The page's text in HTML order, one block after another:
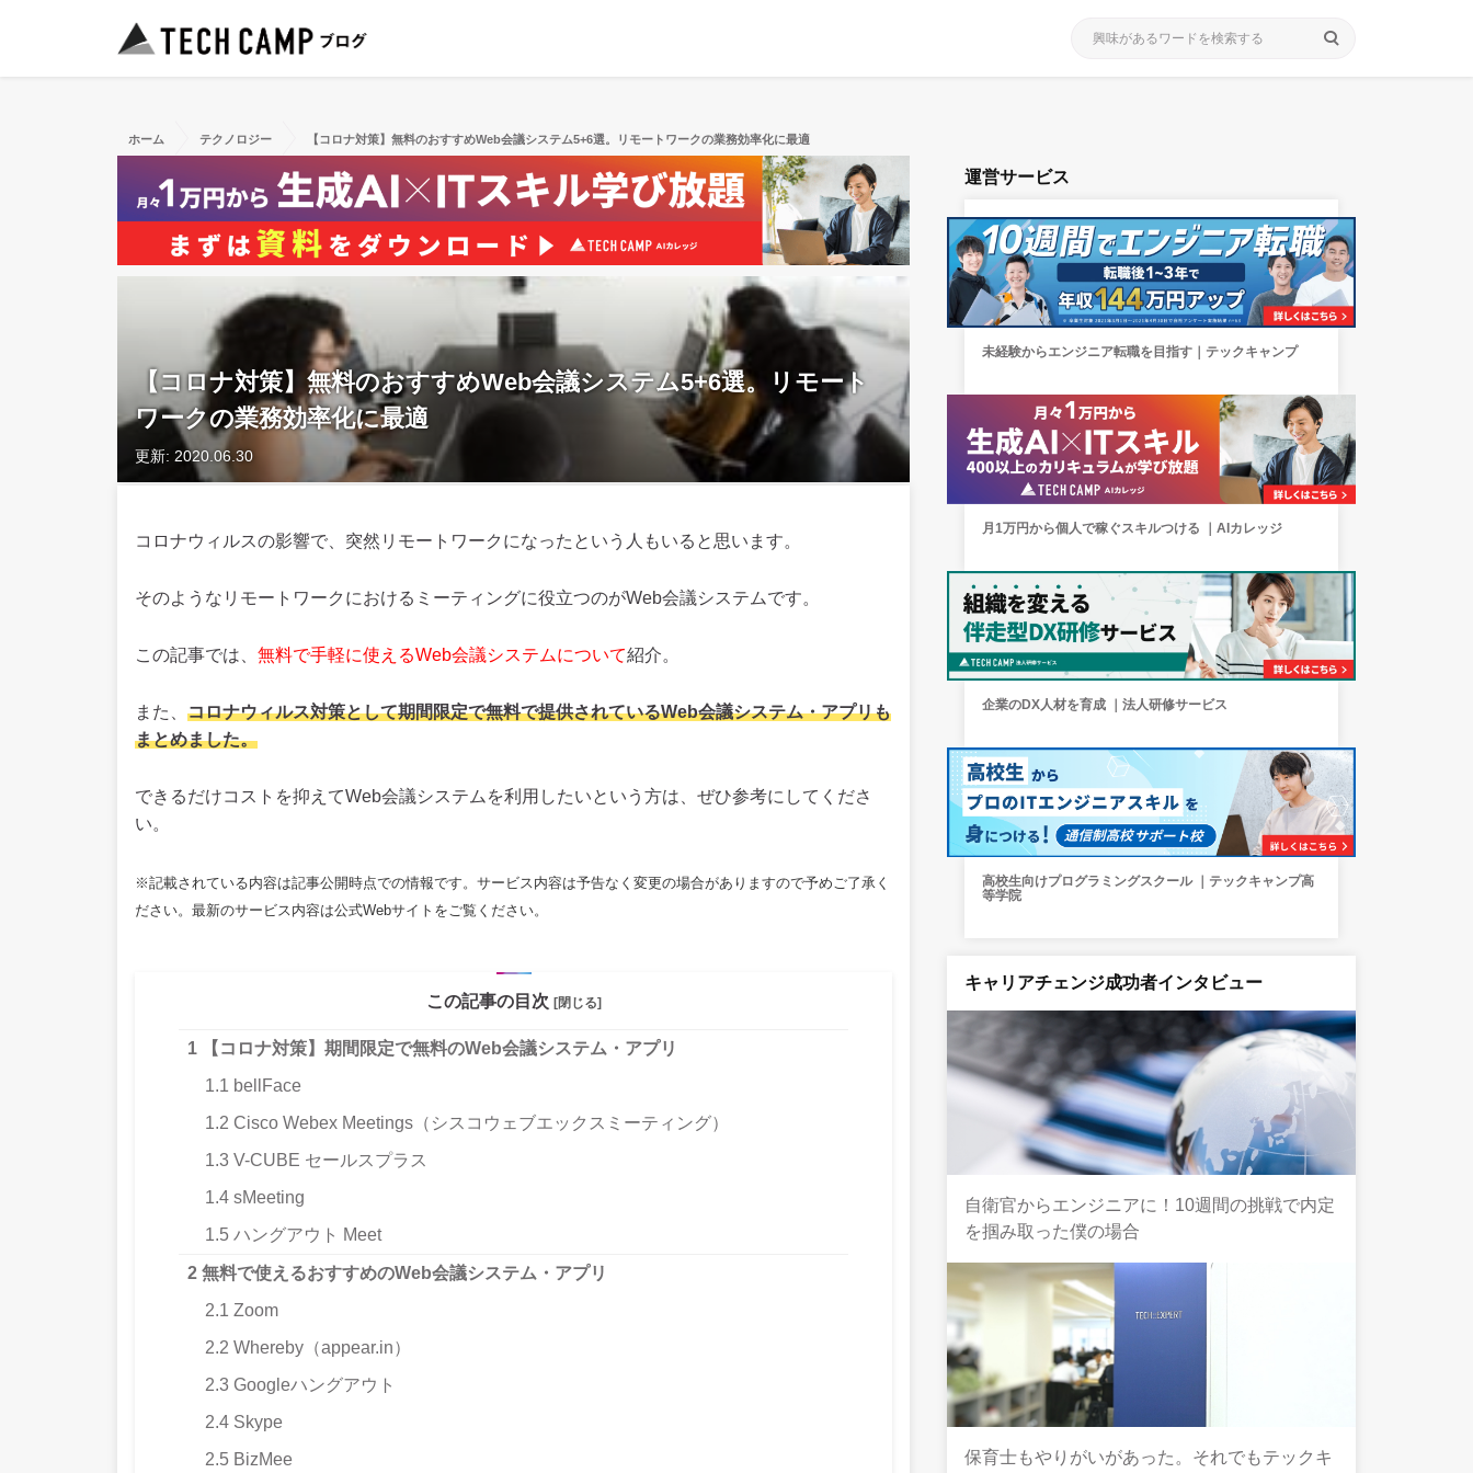
search
ホーム テクノロジー 【コロナ対策】無料のおすすめWeb会議システム5+6選。リモートワークの業務効率化に最適
【コロナ対策】無料のおすすめWeb会議システム5+6選。リモート
ワークの業務効率化に最適
更新: 2020.06.30
コロナウィルスの影響で、突然リモートワークになったという人もいると思います。
そのようなリモートワークにおけるミーティングに役立つのがWeb会議システムです。
この記事では、 無料で手軽に使えるWeb会議システムについて紹介。
また、 コロナウィルス対策として期間限定で無料で提供されているWeb会議システム・アプリも
まとめました。
できるだけコストを抑えてWeb会議システムを利用したいという方は、ぜひ参考にしてくださ
い。
※記載されている内容は記事公開時点での情報です。サービス内容は予告なく変更の場合がありますので予めご了承く
ださい。最新のサービス内容は公式Webサイトをご覧ください。
この記事の目次 [閉じる]
1 【コロナ対策】期間限定で無料のWeb会議システム・アプリ
1.1 bellFace
1.2 Cisco Webex Meetings（シスコウェブエックスミーティング）
1.3 V-CUBE セールスプラス
1.4 sMeeting
1.5 ハングアウト Meet
2 無料で使えるおすすめのWeb会議システム・アプリ
2.1 Zoom
2.2 Whereby（appear.in）
2.3 Googleハングアウト
2.4 Skype
2.5 BizMee
運営サービス
未経験からエンジニア転職を目指す｜テックキャンプ
月1万円から個人で稼ぐスキルつける ｜AIカレッジ
企業のDX人材を育成 ｜法人研修サービス
高校生向けプログラミングスクール ｜テックキャンプ高
等学院
キャリアチェンジ成功者インタビュー
自衛官からエンジニアに！10週間の挑戦で内定
を掴み取った僕の場合
保育士もやりがいがあった。それでもテックキ